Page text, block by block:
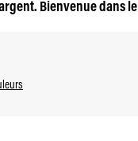
Bienvenue dans le